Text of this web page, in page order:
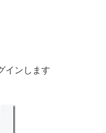
インします